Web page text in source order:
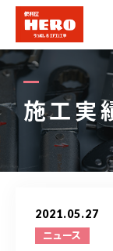
施工実
2021.05.27
ニュース